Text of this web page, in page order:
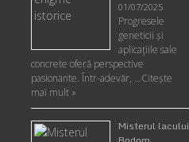
01/07/2025
Progresele
geneticii şi
aplicaţiile sale
concrete oferă perspective
pasionante. Într-adevăr, …Citește
mai mult »
Misterul lacului